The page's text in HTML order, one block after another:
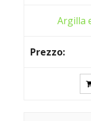
Argilla